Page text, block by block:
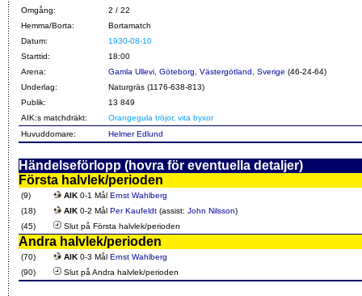
Omgång:
2 / 22
Hemma/Borta:
Bortamatch
Datum:
1930-08-10
Starttid:
18:00
Arena:
Gamla Ullevi, Göteborg, Västergötland, Sverige (46-24-64)
Underlag:
Naturgräs (1176-638-813)
Publik:
13 849
AIK:s matchdräkt:
Orangegula tröjor, vita byxor
Huvuddomare:
Helmer Edlund
Händelseförlopp (hovra för eventuella detaljer)
Första halvlek/perioden
(9) AIK 0-1 Mål Ernst Wahlberg
(18)
AIK 0-2 Mål Per Kaufeldt (assist: John Nilsson)
(45)
Slut på Första halvlek/perioden
Andra halvlek/perioden
(70) AIK 0-3 Mål Ernst Wahlberg
(90)
Slut på Andra halvlek/perioden